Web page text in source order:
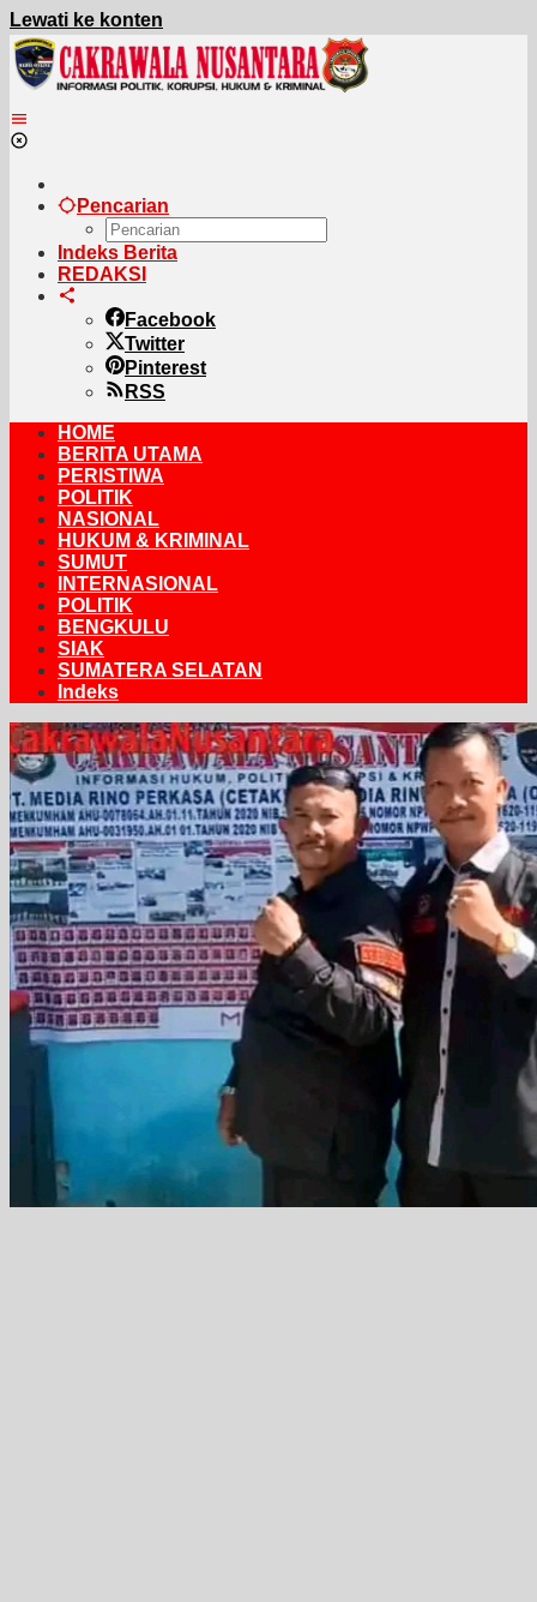
Lewati ke konten
Pencarian
Indeks Berita
REDAKSI
Facebook
Twitter
Pinterest
RSS
HOME
BERITA UTAMA
PERISTIWA
POLITIK
NASIONAL
HUKUM & KRIMINAL
SUMUT
INTERNASIONAL
POLITIK
BENGKULU
SIAK
SUMATERA SELATAN
Indeks